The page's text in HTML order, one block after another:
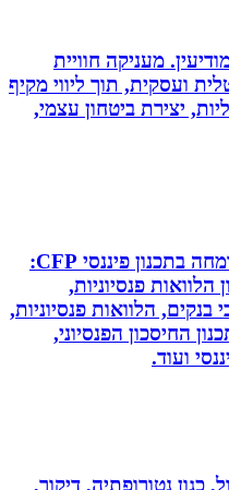
מעניקה חוויית
תוך ליווי מקיף
יצירת ביטחון עצמי,
תכנון פיננסי - גדי ברקאי מומחה בתכנון פיננסי CFP:
פנסיוניות,
הלוואות פנסיוניות,
הפנסיוני,